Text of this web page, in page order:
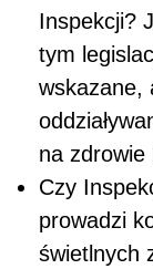
Inspekcji?
tym
wskazane,
na zdrowie
Czy
prowadzi
świetlnych